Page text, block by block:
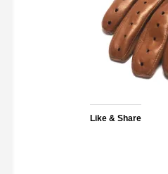
Like & Share